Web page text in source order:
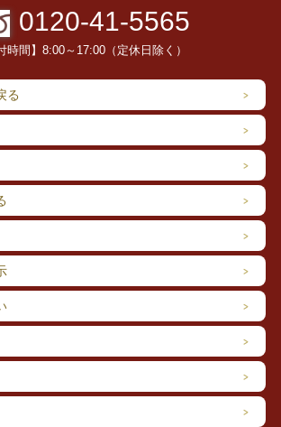
0120-41-5565
時間】8:00～17:00（定休日除く）
る